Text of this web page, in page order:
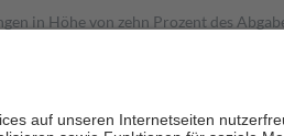
in Höhe von zehn Prozent des
Online-Apotheken.
eigene Gesundheit zu stärken und